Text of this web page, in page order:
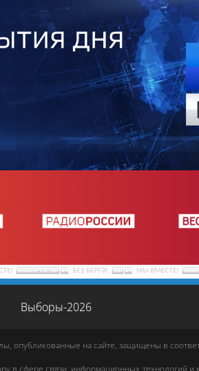
Выборы-2026
опубликованные на сайте, защищены в